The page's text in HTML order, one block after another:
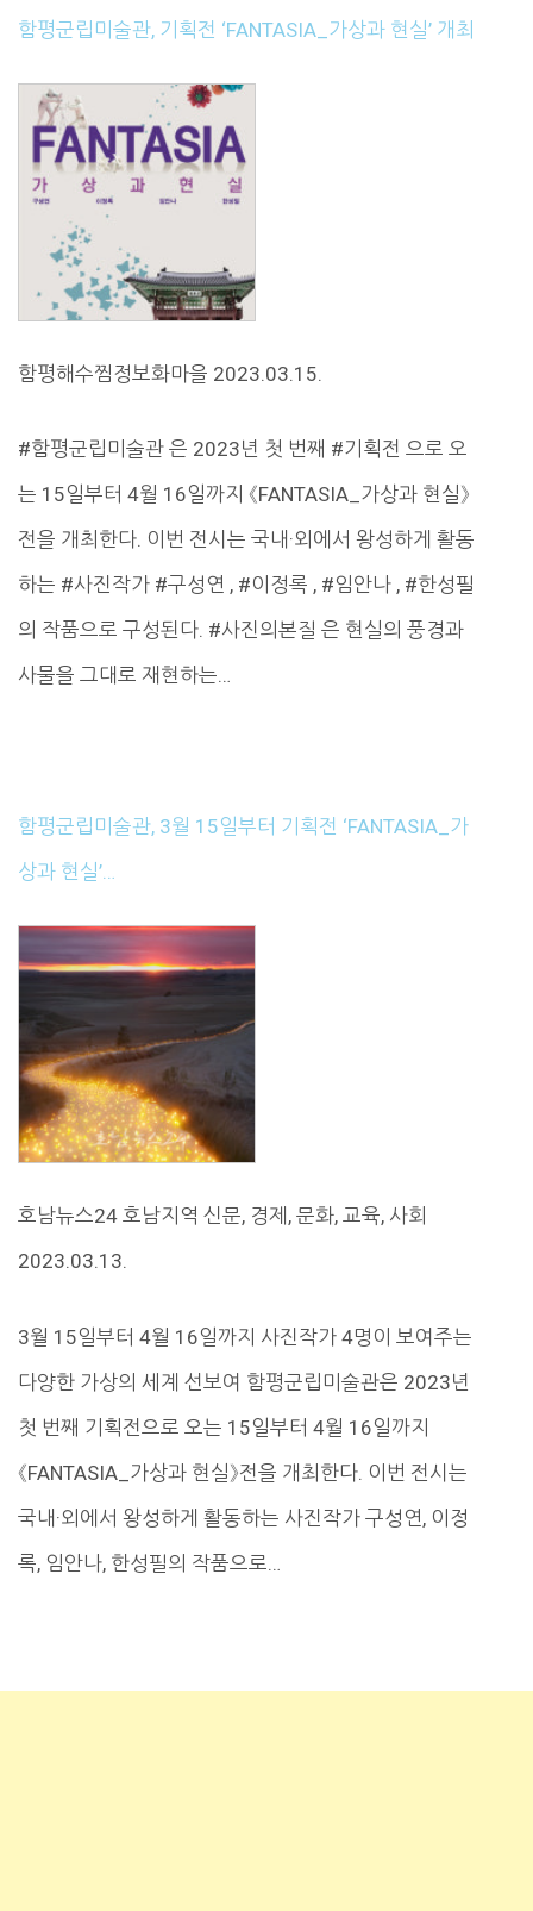
함평군립미술관, 기획전 ‘FANTASIA_가상과 현실’ 개최
함평해수찜정보화마을 2023.03.15.
#함평군립미술관 은 2023년 첫 번째 #기획전 으로 오
는 15일부터 4월 16일까지 《FANTASIA_가상과 현실》
전을 개최한다. 이번 전시는 국내·외에서 왕성하게 활동
하는 #사진작가 #구성연 , #이정록 , #임안나 , #한성필
의 작품으로 구성된다. #사진의본질 은 현실의 풍경과
사물을 그대로 재현하는…
함평군립미술관, 3월 15일부터 기획전 ‘FANTASIA_가
상과 현실’…
호남뉴스24 호남지역 신문, 경제, 문화, 교육, 사회
2023.03.13.
3월 15일부터 4월 16일까지 사진작가 4명이 보여주는
다양한 가상의 세계 선보여 함평군립미술관은 2023년
첫 번째 기획전으로 오는 15일부터 4월 16일까지
《FANTASIA_가상과 현실》전을 개최한다. 이번 전시는
국내·외에서 왕성하게 활동하는 사진작가 구성연, 이정
록, 임안나, 한성필의 작품으로…